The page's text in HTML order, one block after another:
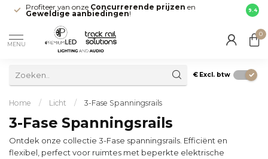
Profiteer van onze Concurrerende prijzen en
Geweldige aanbiedingen! direct
9.4
MENU
0
€ Excl. btw
Home / Licht / 3-Fase Spanningsrails
3-Fase Spanningsrails
Ontdek onze collectie 3-Fase spanningsrails. Efficiënt en
flexibel, perfect voor ruimtes met beperkte elektrische